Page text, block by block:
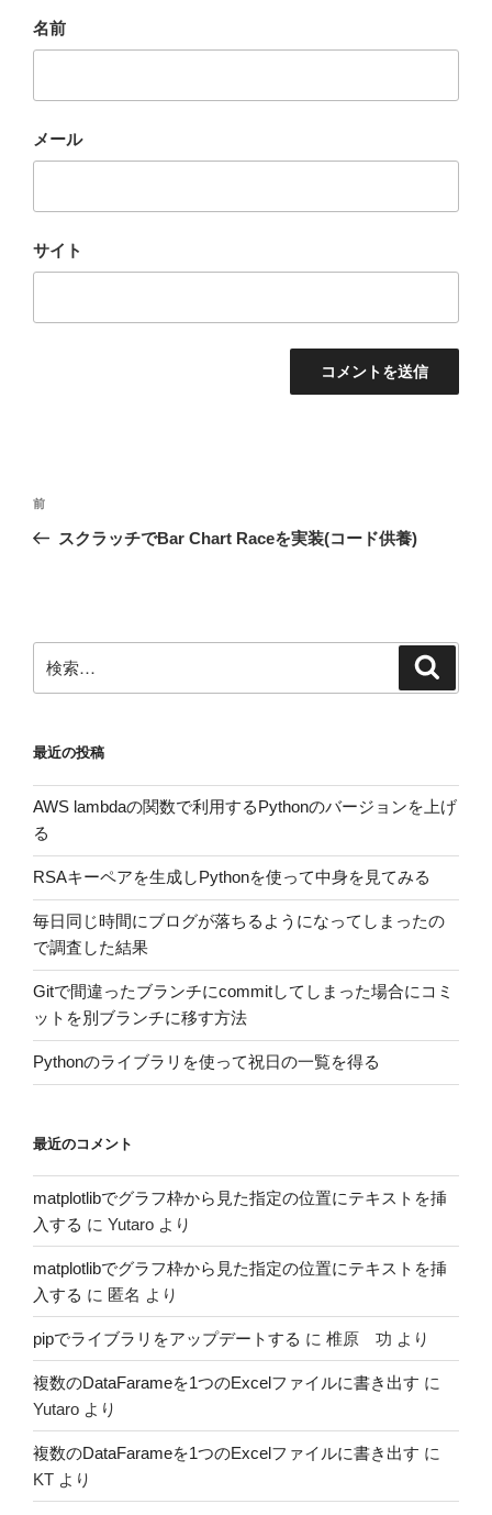
名前
メール
サイト
投
ー
シ
前
の
前
スクラッチでBar Chart Raceを実装(コード供養)
索:
最近の投稿
AWS lambdaの関数で利用するPythonのバージョンを上げ
る
RSAキーペアを生成しPythonを使って中身を見てみる
毎日同じ時間にブログが落ちるようになってしまったの
で調査した結果
Gitで間違ったブランチにcommitしてしまった場合にコミ
ットを別ブランチに移す方法
Pythonのライブラリを使って祝日の一覧を得る
最近のコメント
matplotlibでグラフ枠から見た指定の位置にテキストを挿
入する に Yutaro より
matplotlibでグラフ枠から見た指定の位置にテキストを挿
入する に 匿名 より
pipでライブラリをアップデートする に 椎原 功 より
複数のDataFarameを1つのExcelファイルに書き出す に
Yutaro より
複数のDataFarameを1つのExcelファイルに書き出す に
KT より